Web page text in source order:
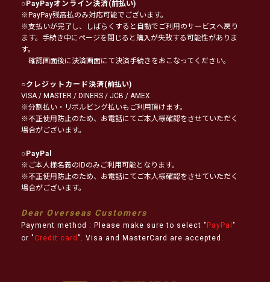
○PayPayオンライン決済(前払い)
※PayPay残高払のみ対応可能でございます。
※支払いが完了し、しばらくすると自動でご利用のサービスへ戻り
ます。手続き中にページを閉じると購入が失敗する可能性がありま
す。
確認画面後に決済画面にて決済手続きをおこなってください。
○クレジットカード決済(前払い)
VISA / MASTER / DINERS / JCB / AMEX
※分割払い・リボルビング払いもご利用頂けます。
※不正使用防止のため、お電話にてご本人様確認をさせていただく
場合がございます。
○PayPal
※ご本人様名義のIDのみご利用可能となります。
※不正使用防止のため、お電話にてご本人様確認をさせていただく
場合がございます。
Dear Overseas Customers
Payment method : Please make sure to select " PayPal "
or " Credit card ". Visa and MasterCard are accepted.